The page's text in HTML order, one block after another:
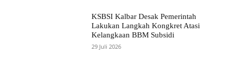
KSBSI Kalbar Desak Pemerintah
Lakukan Langkah Kongkret Atasi
Kelangkaan BBM Subsidi
29 Juli 2026